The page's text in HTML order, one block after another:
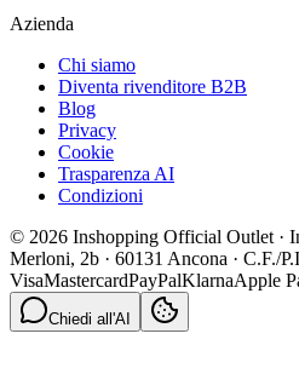
Azienda
Chi siamo
Diventa rivenditore B2B
Blog
Privacy
Cookie
Trasparenza AI
Condizioni
© 2026 Inshopping Official Outlet ·
Merloni, 2b · 60131 Ancona · C.F./
VisaMastercardPayPalKlarnaApple
Chiedi all'AI